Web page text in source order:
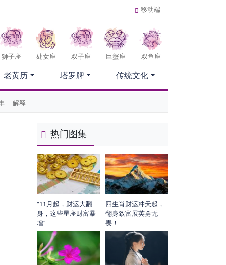
移动端
狮子座 处女座 双子座 巨蟹座 双鱼座
解释
老黄历 塔罗牌 传统文化
热门图集
"11月起，财运大翻
身，这些星座财富暴
增"
四生肖财运冲天起，
翻身致富展英勇无
畏！